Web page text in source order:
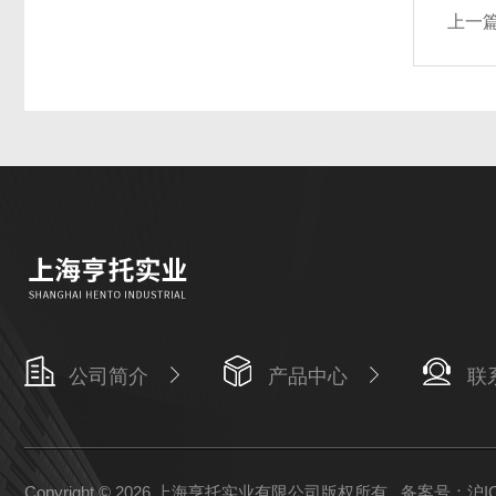
上一
公司简介 产品中心 联
Copyright © 2026 上海亨托实业有限公司版权所有 备案号：沪